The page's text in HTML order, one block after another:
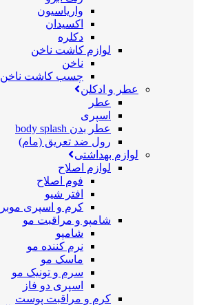
واریاسیون
اکسیدان
دکلره
لوازم کاشت ناخن
ناخن
چسب کاشت ناخن
عطر و ادکلن
عطر
اسپری
عطر بدن body splash
رول ضد تعریق (مام)
لوازم بهداشتی
لوازم اصلاح
فوم اصلاح
افتر شیو
کرم و اسپری موبر
شامپو و مراقبت مو
شامپو
نرم کننده مو
ماسک مو
سرم و تونیک مو
اسپری دو فاز
کرم و مراقبت پوست